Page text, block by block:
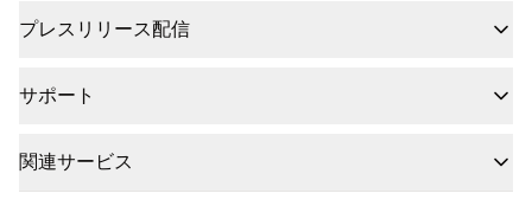
プレスリリース配信
サポート
関連サービス